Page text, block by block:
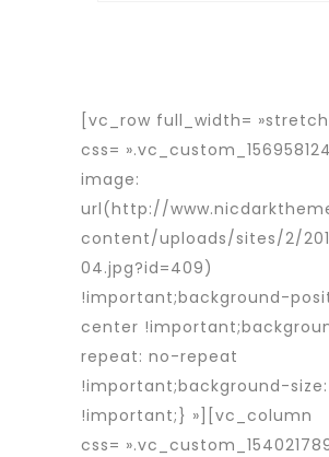
[vc_row full_width=
css=
image:
url(http://
content/uploads/sites/2/
04.jpg?id=409)
!important;background-
center
repeat: no-repeat
!important;background-
!important;} »][vc_column
css=